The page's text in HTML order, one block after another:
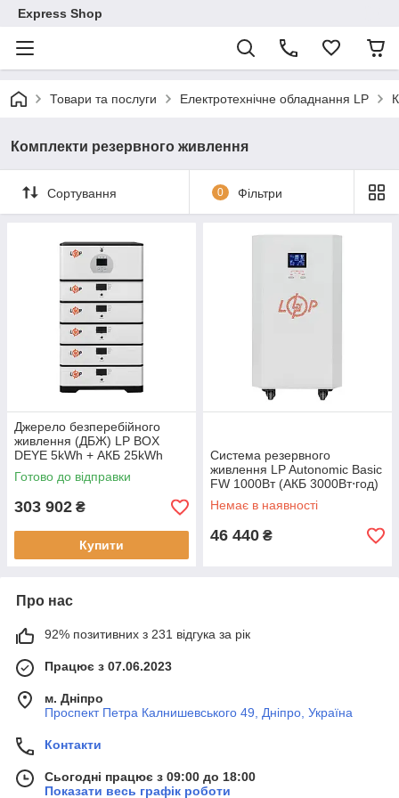
Express Shop
Товари та послуги Електротехнічне обладнання LP
Комплекти резервного живлення
Сортування 0 Фільтри
Джерело безперебійного
живлення (ДБЖ) LP BOX
DEYE 5kWh + АКБ 25kWh
потужність 5 кВт ємність
акумулятора 25 кВт-год
Готово до відправки
303 902 ₴
Купити
Система резервного
живлення LP Autonomic Basic
FW 1000Вт (АКБ 3000Вт⋅год)
Білий мат. LiFePO4 1500Вт
Немає в наявності
46 440 ₴
Про нас
92% позитивних з 231 відгука за рік
Працює з 07.06.2023
м. Дніпро
Проспект Петра Калнишевського 49, Дніпро, Україна
Контакти
Сьогодні працює з 09:00 до 18:00
Показати весь графік роботи